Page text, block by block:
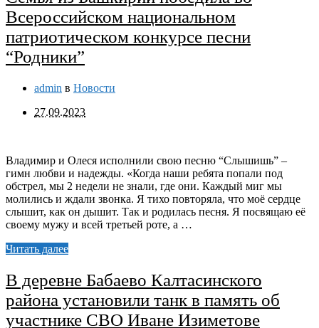
Всероссийском национальном
патриотическом конкурсе песни
“Родники”
admin в Новости
27.09.2023
Владимир и Олеся исполнили свою песню “Слышишь” –
гимн любви и надежды. «Когда наши ребята попали под
обстрел, мы 2 недели не знали, где они. Каждый миг мы
молились и ждали звонка. Я тихо повторяла, что моё сердце
слышит, как он дышит. Так и родилась песня. Я посвящаю её
своему мужу и всей третьей роте, а …
Читать далее
В деревне Бабаево Калтасинского
района установили танк в память об
участнике СВО Иване Изиметове